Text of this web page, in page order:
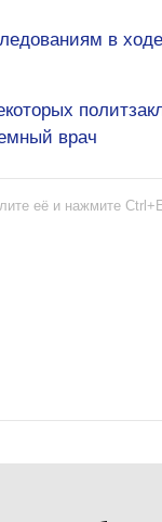
в
врач
её и нажмите